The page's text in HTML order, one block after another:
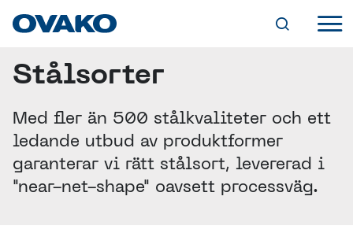
INDUSTRILÖSNINGAR
KULLAGER
KEDJOR OCH LYFTANORDNINGAR
FÄSTANORDNINGAR
HYDRAULIK
CYLINDRAR
VENTILER
PUMPAR OCH MOTORER
STÅLUTBUD
OVAKOS VARUMÄRKEN
BQ-STEEL®
IQ-STEEL®
HYBRID STEEL®
M-STEEL®
PRODUKTFORMER
RUNDSTÅNG
TJÄNSTER
Stålsorter
Med fler än 500 stålkvaliteter och ett
ledande utbud av produktformer
garanterar vi rätt stålsort, levererad i
"near-net-shape" oavsett processväg.